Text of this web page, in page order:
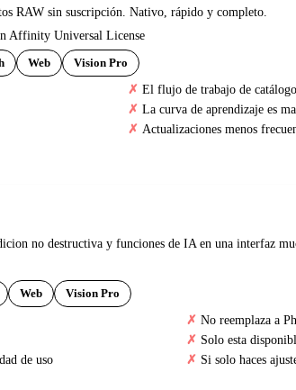
RAW sin suscripción. Nativo, rápido y completo.
Affinity Universal License
Web Vision Pro
El flujo de trabajo de
La curva de aprendizaje es
Actualizaciones menos
no destructiva y funciones de IA en una interfaz
Web Vision Pro
de uso
No reemplaza a
Solo esta
Si solo haces